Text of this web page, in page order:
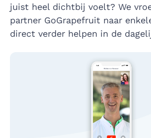
juist heel dichtbij voelt? We
partner GoGrapefruit naar
direct verder helpen in de